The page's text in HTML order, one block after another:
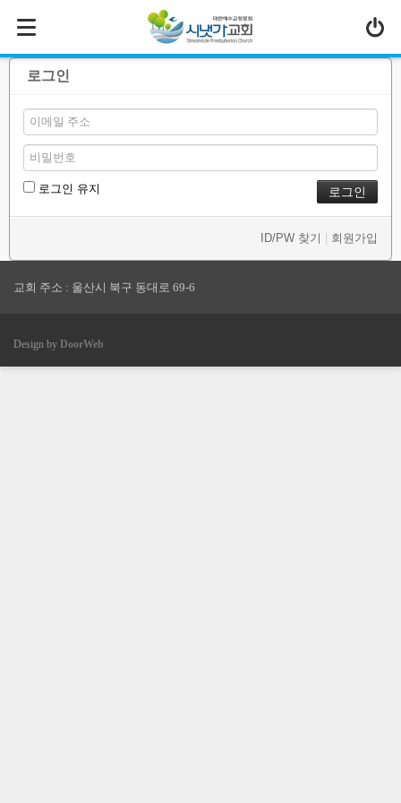
로그인
로그인 유지
ID/PW 찾기 회원가입
교회 주소 : 울산시 북구 동대로 69-6
Design by DoorWeb
MENU
HOME
교회소개
설교
나누는말씀
교회소식
- 교회소식
- 갤러리